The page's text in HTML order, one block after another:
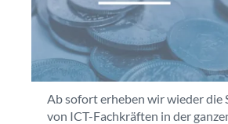
Ab sofort erheben wir wieder die
von ICT-Fachkräften in der